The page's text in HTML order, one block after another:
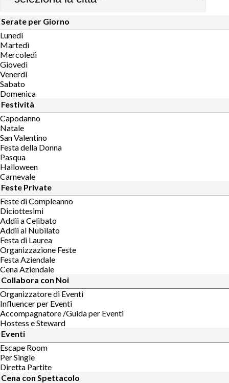
Serate per Giorno
Lunedì
Martedì
Mercoledì
Giovedì
Venerdì
Sabato
Domenica
Festività
Capodanno
Natale
San Valentino
Festa della Donna
Pasqua
Halloween
Carnevale
Feste Private
Feste di Compleanno
Diciottesimi
Addii a Celibato
Addii al Nubilato
Festa di Laurea
Organizzazione Feste
Festa Aziendale
Cena Aziendale
Collabora con Noi
Organizzatore di Eventi
Influencer per Eventi
Accompagnatore /Guida per Eventi
Hostess e Steward
Eventi
Escape Room
Per Single
Diretta Partite
Cena con Spettacolo